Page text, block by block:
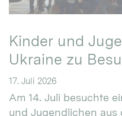
Kinder und
Ukraine zu
17. Juli 2026
Am 14. Juli besuchte
und Jugendlichen